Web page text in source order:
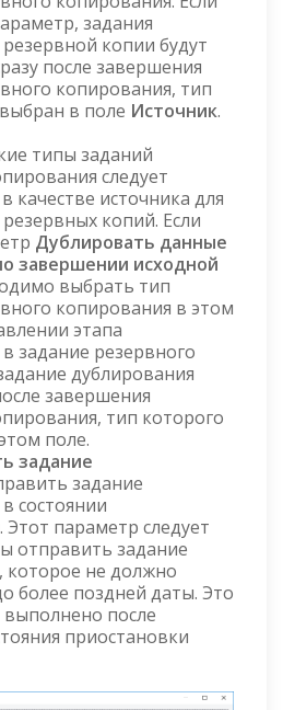
задания
копии будут
после завершения
копирования, тип
в поле Источник.
типы заданий
следует
качестве источника для
копий. Если
Дублировать данные
завершении исходной
выбрать тип
копирования в этом
этапа
задание резервного
дублирования
завершения
тип которого
поле.
задание
задание
состоянии
Этот параметр следует
отправить задание
которое не должно
более поздней даты. Это
выполнено после
приостановки